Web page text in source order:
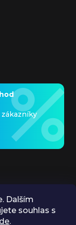
Dalším
souhlas s
.
zákazníky